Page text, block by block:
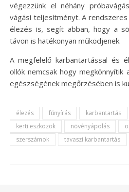
végezzünk el néhány
vágási teljesítményt. A
élezés is, segít abban, hogy a
távon is hatékonyan működjenek.
A megfelelő karbantartással és
ollók nemcsak hogy megkönnyítik
egészségének megőrzésében is
élezés fűnyírás karbantartás
kerti eszközök
növényápolás
szerszámok
tavaszi karbantartás